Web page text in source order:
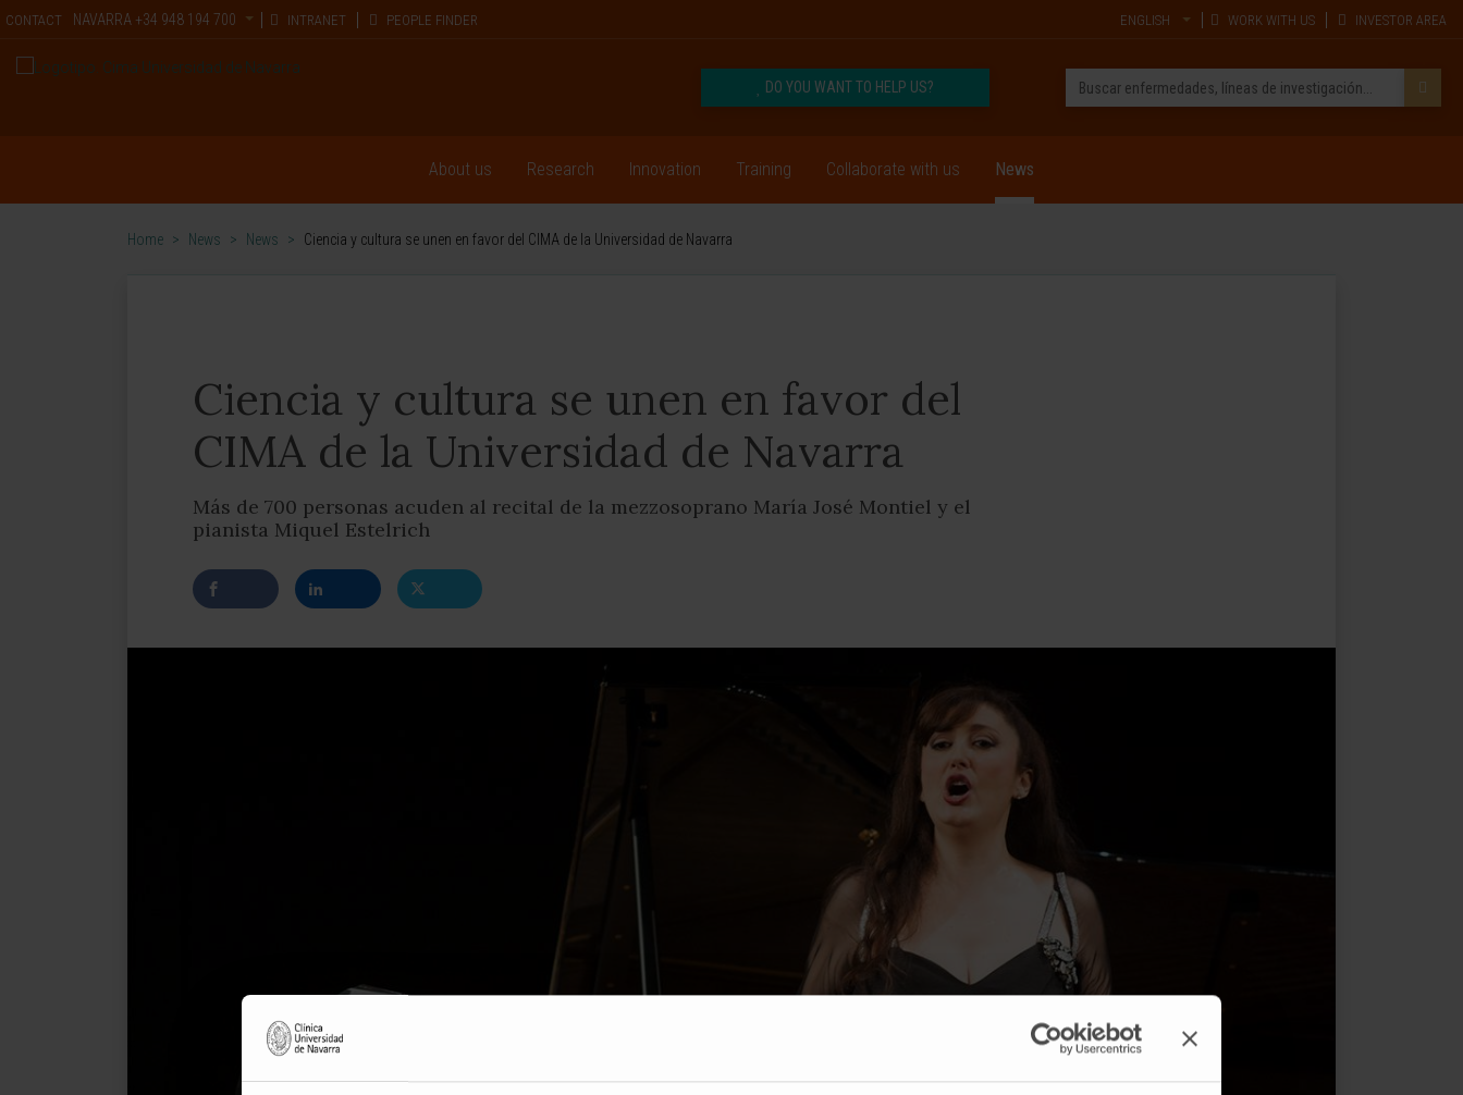
CONTACT NAVARRA +34 948 194 700 INTRANET PEOPLE FINDER ENGLISH WORK WITH US INVESTOR AREA
DO YOU WANT TO HELP US?
About us Research Innovation Training Collaborate with us News
Home > News > News > Ciencia y cultura se unen en favor del CIMA de la Universidad de Navarra
Ciencia y cultura se unen en favor del
CIMA de la Universidad de Navarra
Más de 700 personas acuden al recital de la mezzosoprano María José Montiel y el
pianista Miquel Estelrich